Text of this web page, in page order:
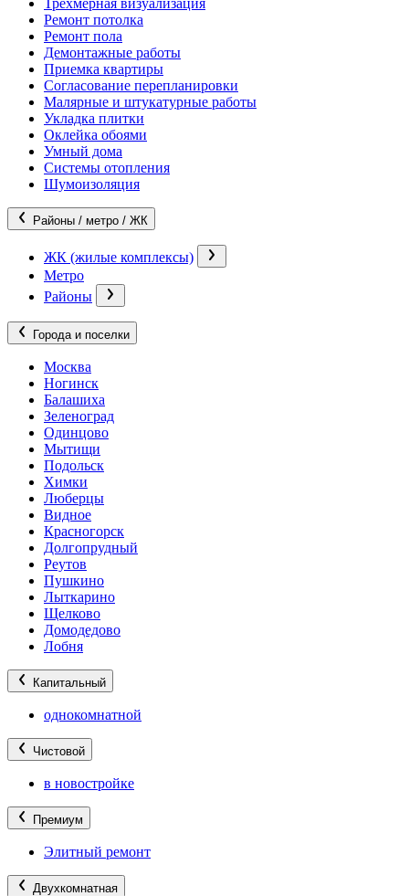
Трехмерная визуализация
Ремонт потолка
Ремонт пола
Демонтажные работы
Приемка квартиры
Согласование перепланировки
Малярные и штукатурные работы
Укладка плитки
Оклейка обоями
Умный дома
Системы отопления
Шумоизоляция
Районы / метро / ЖК
ЖК (жилые комплексы)
Метро
Районы
Города и поселки
Москва
Ногинск
Балашиха
Зеленоград
Одинцово
Мытищи
Подольск
Химки
Люберцы
Видное
Красногорск
Долгопрудный
Реутов
Пушкино
Лыткарино
Щелково
Домодедово
Лобня
Капитальный
однокомнатной
Чистовой
в новостройке
Премиум
Элитный ремонт
Двухкомнатная